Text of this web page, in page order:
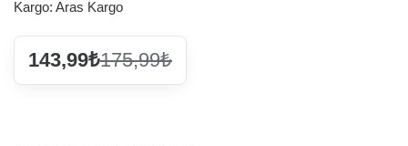
Kargo: Aras Kargo
143,99₺175,99₺